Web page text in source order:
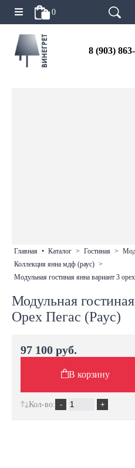
0
8 (903)
главная • каталог > гостиная >
коллекция янна мдф (раус) >
модульная гостиная янна вариант 3
Модульная
Орех Пегас (Раус)
97 100 руб.
В корзину
Кол-во: